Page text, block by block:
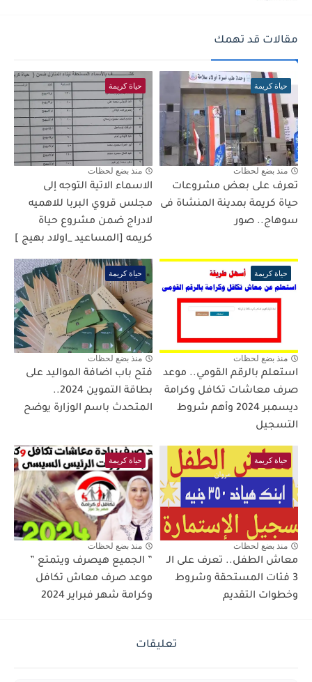
مقالات قد تهمك
حياة كريمة
منذ بضع لحظات
تعرف على بعض مشروعات
حياة كريمة بمدينة المنشاة فى
سوهاج.. صور
حياة كريمة
منذ بضع لحظات
الاسماء الاتية التوجه إلى
مجلس قروي البربا للاهميه
لادراج ضمن مشروع حياة
كريمه [المساعيد _اولاد بهيج ]
حياة كريمة
منذ بضع لحظات
استعلم بالرقم القومي.. موعد
صرف معاشات تكافل وكرامة
ديسمبر 2024 وأهم شروط
التسجيل
حياة كريمة
منذ بضع لحظات
فتح باب اضافة المواليد على
بطاقة التموين 2024..
المتحدث باسم الوزارة يوضح
حياة كريمة
منذ بضع لحظات
معاش الطفل.. تعرف على الـ
3 فئات المستحقة وشروط
وخطوات التقديم
حياة كريمة
منذ بضع لحظات
” الجميع هيصرف ويتمتع ”
موعد صرف معاش تكافل
وكرامة شهر فبراير 2024
تعليقات